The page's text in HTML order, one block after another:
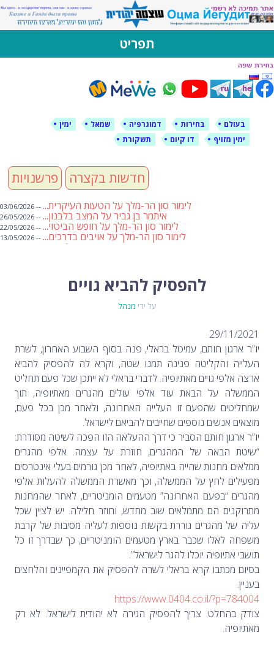
לימין עוצמה יהודית
אתר תמיכה ברוסית ובעברית
תפריט
דילוג
לתוכן
בעולם בחירות דמוגרפיה שמאל
ימין
ימין מזויף
דו קיום תשקורת
פרשנויות חדשות בקצרה
לימור סון הר-מלך על הטעות העיקרית... -- 03/06/2026
איתמר בן גביר על המצב בלבנון... -- 26/05/2026
לימור סון הר-מלך על חופש הביטוי... -- 22/05/2026
לימור סון הר-מלך על אויבים בדרכים... -- 13/05/2026
שבועת אמונים לדעאש
לימור סון הר-מלך על חוק...
מיכאל בן ארי על פרשת הת...
השר בן גביר במקום נפילת הטיל....
מיכאל בן ארי על פרשת השבוע ...-- 13/03/2026
הונאה עצמית דמוגרפית... -- 13/03/2026
איראן והערבים
מיכאל בן ארי על פרשת השבוע ת...-- 06/03/2026
מיכאל בן ארי על דילמת המנהיגות....-- 27/02/2026
מיכאל בן ארי על פרשת הת...-- 27/02/2026
מיכאל בן ארי על פרשת הת...
מיכאל בן ארי על פרשת הת...
מיכאל בן ארי על פרשת השבוע ת...-- 06/02/2026
חלקם של היהודים הולך ופוחת....
מיכאל בן ארי על פרשת השבוע ת... -- 30/01/2026
להפסיק להביא גויים
על ידי מנהל
29/11/2021
יו”ר ארגון חותם, עמיטל בראלי, פנה בסוף השבוע האחרון, לשרת
העלייה והקליטה פנינה תמנו שטה, וקרא לה להפסיק להביא
ארצה אלפי גויים מאתיופיה. לדברי בראלי לא ייתכן שכל פעם תחליט
הממשלה על הבאת עוד אלפי עולים מהגרים מאתיופיה, תוך
שמחליטים שהפעם זו העלייה האחרונה, ולאחר מכן בכל פעם,
מוצאים אנשים נוספים שחייבים להביאם לישראל.
יו”ר ארגון חותם הסביר כי דרך ההעלאה הזו הפכה לשיטה מסודרת:
“שיטת הבאה של המהגרים, חוזרת על עצמה. אלפי מהגרים
ממלאים מחנות שהייה באתיופיה, לאחר מכן גורמים בעלי אינטרסים
מפעילים לחץ על הממשלה, וכך מאשרת הממשלה להעלות אלפי
מהגרים “בפעם האחרונה” מטעמים הומניטריים, לאחר שהמחנות
מתרוקנים הם מתמלאים שוב מחדש, וחוזר חלילה. יש לציין שכל
עליה של מהגרים גוררת בקשות נוספות לעליה מסיבות של קרבת
משפחה לאלו שכבר בארץ מטעמים הומניטריים, כך שבדרך זו כל
תושבי אתיופיה יוכלו להגר לישראל”.
בסיום מכתבו קרא בראלי לשרה להפסיק את הקמפיינים והלחצים
בעניין.
https://www.0404.co.il/?p=784004
צודק בהחלט. צריך להפסיק הגירה לא יהודית לישראל. לא רק
מאתיופיה.